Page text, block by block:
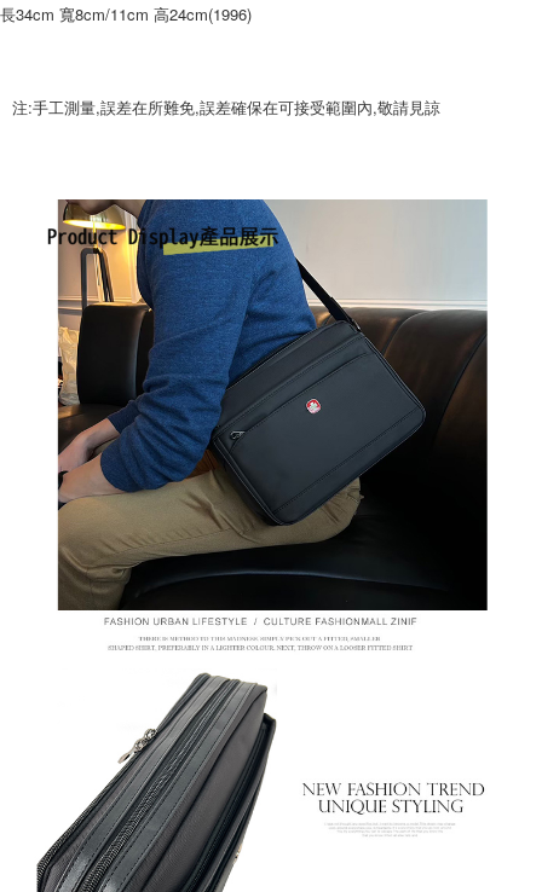
每筆NT$80，滿NT$699(含以上)免運費
長34cm 寬8cm/11cm 高24cm(1996)
注:手工測量,誤差在所難免,誤差確保在可接受範圍內,敬請見諒